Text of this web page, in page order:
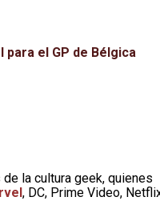
para el GP de Bélgica
la cultura geek, quienes
, DC, Prime Video,